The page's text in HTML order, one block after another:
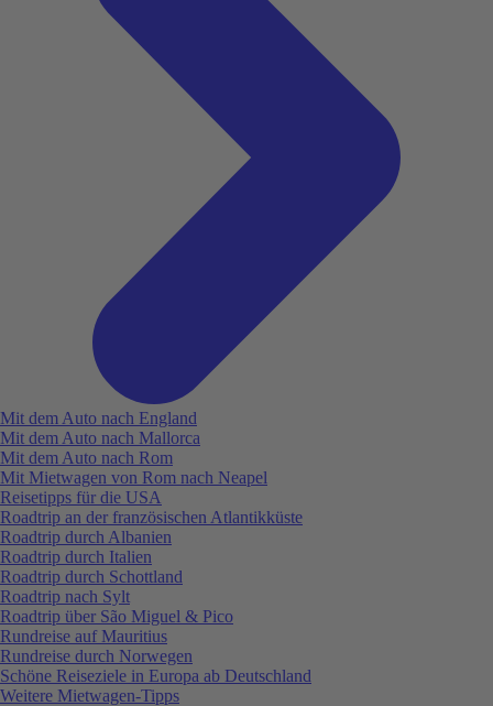
Mit dem Auto nach England
Mit dem Auto nach Mallorca
Mit dem Auto nach Rom
Mit Mietwagen von Rom nach Neapel
Reisetipps für die USA
Roadtrip an der französischen Atlantikküste
Roadtrip durch Albanien
Roadtrip durch Italien
Roadtrip durch Schottland
Roadtrip nach Sylt
Roadtrip über São Miguel & Pico
Rundreise auf Mauritius
Rundreise durch Norwegen
Schöne Reiseziele in Europa ab Deutschland
Weitere Mietwagen-Tipps